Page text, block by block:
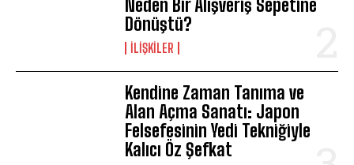
Neden Bir Alışveriş Sepetine
Dönüştü?
İLIŞKILER
Kendine Zaman Tanıma ve
Alan Açma Sanatı: Japon
Felsefesinin Yedi Tekniğiyle
Kalıcı Öz Şefkat